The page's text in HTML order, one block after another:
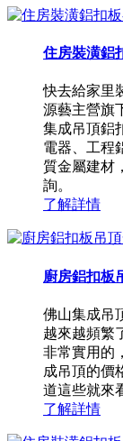
住房裝潢鋁
快去給家里
源藝主營旗
集成吊頂鋁
電器、工程
質金屬建材
詢。
了解詳情
廚房鋁扣板
佛山集成吊
越來越頻繁
非常實用的
成吊頂的價
道這些就來
了解詳情